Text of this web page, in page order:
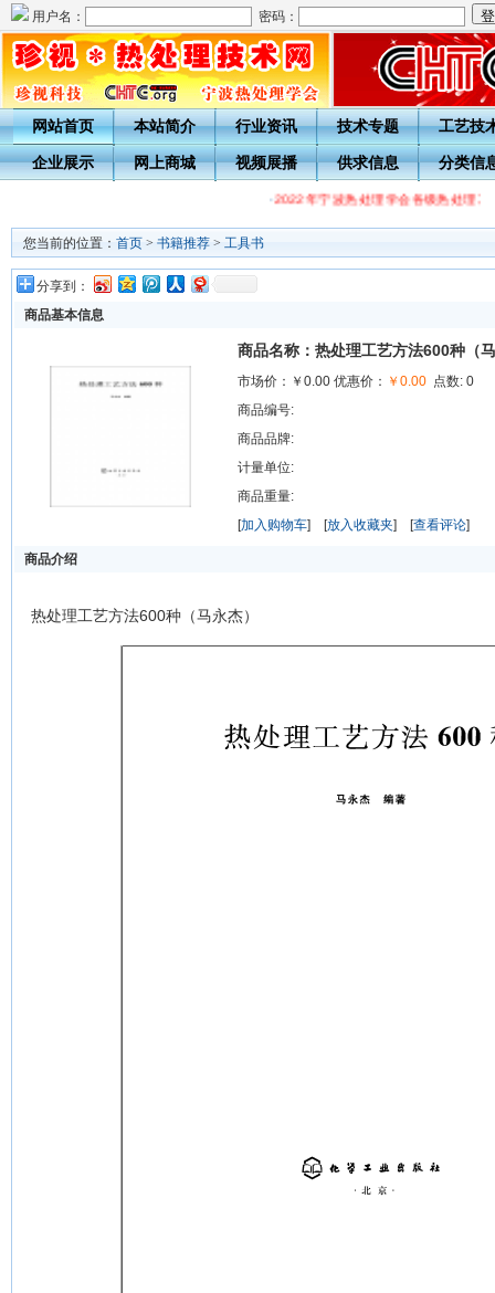
用户名： 密码：
网站首页 本站简介 行业资讯 技术专题 工艺技
企业展示 网上商城 视频展播 供求信息 分类信
·2022年宁波热处理学会各级热处理工
您当前的位置： 首页 > 书籍推荐 > 工具书
分享到：
商品基本信息
商品名称：热处理工艺方法600种（
市场价： ￥0.00 优惠价： ￥0.00 点数: 0
商品编号:
商品品牌:
计量单位:
商品重量:
[加入购物车] [放入收藏夹] [查看评论]
商品介绍
热处理工艺方法600种（马永杰）